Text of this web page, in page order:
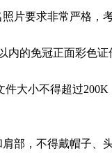
片要求非常严格，
内的免冠正面彩色
件大小不得超过
部，不得戴帽子、